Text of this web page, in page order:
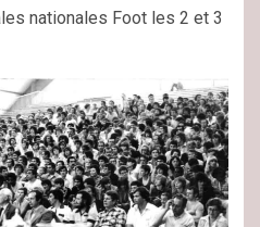
nationales Foot les 2 et 3